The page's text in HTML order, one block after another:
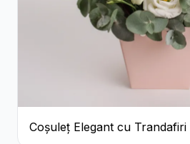
Coșuleț Elegant cu Trandafiri